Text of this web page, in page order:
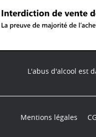
L'abus d'alcool est
Mentions légales